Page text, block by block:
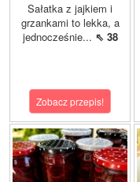
Sałatka z jajkiem i
grzankami to lekka, a
jednocześnie... ⇖ 38
Zobacz przepis!